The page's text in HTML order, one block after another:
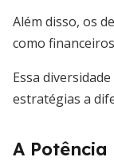
Além disso, os
como
Essa
estratégias a
A